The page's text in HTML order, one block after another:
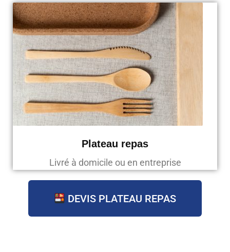
Plateau repas
Livré à domicile ou en entreprise
DEVIS PLATEAU REPAS